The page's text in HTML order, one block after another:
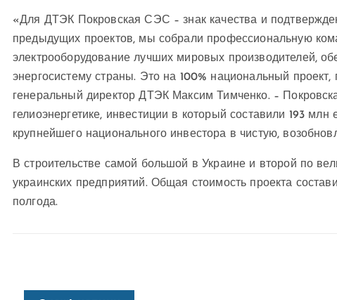
«Для ДТЭК Покровская СЭС – знак качества и
предыдущих проектов, мы собрали профессиональную
электрооборудование лучших мировых производителей,
энергосистему страны. Это на 100% национальный
генеральный директор ДТЭК Максим Тимченко. –
гелиоэнергетике, инвестиции в который составили 193
крупнейшего национального инвестора в чистую,
В строительстве самой большой в Украине и второй по
украинских предприятий. Общая стоимость проекта
полгода.